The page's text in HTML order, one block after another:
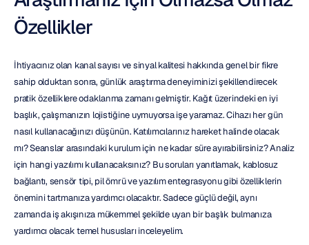
Özellikler
İhtiyacınız olan kanal sayısı ve sinyal kalitesi hakkında genel bir fikre
sahip olduktan sonra, günlük araştırma deneyiminizi şekillendirecek
pratik özelliklere odaklanma zamanı gelmiştir. Kağıt üzerindeki en iyi
başlık, çalışmanızın lojistiğine uymuyorsa işe yaramaz. Cihazı her gün
nasıl kullanacağınızı düşünün. Katılımcılarınız hareket halinde olacak
mı? Seanslar arasındaki kurulum için ne kadar süre ayırabilirsiniz? Analiz
için hangi yazılımı kullanacaksınız? Bu soruları yanıtlamak, kablosuz
bağlantı, sensör tipi, pil ömrü ve yazılım entegrasyonu gibi özelliklerin
önemini tartmanıza yardımcı olacaktır. Sadece güçlü değil, aynı
zamanda iş akışınıza mükemmel şekilde uyan bir başlık bulmanıza
yardımcı olacak temel hususları inceleyelim.